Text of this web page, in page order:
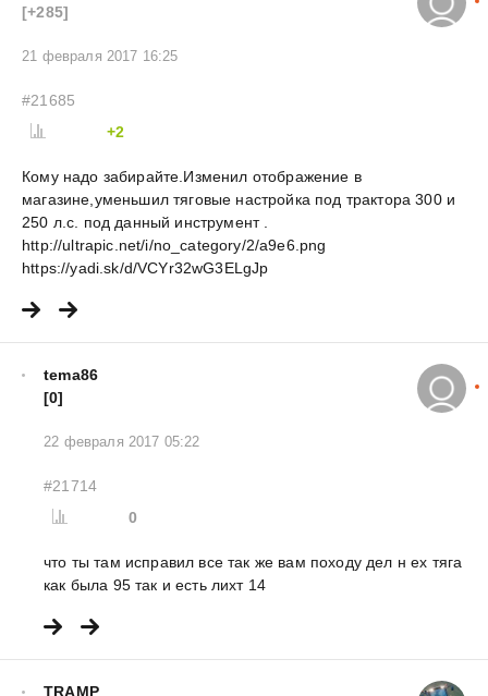
[+285]
21 февраля 2017 16:25
#21685
+2
Кому надо забирайте.Изменил отображение в
магазине,уменьшил тяговые настройка под трактора 300 и
250 л.с. под данный инструмент .
http://ultrapic.net/i/no_category/2/a9e6.png
https://yadi.sk/d/VCYr32wG3ELgJp
tema86
[0]
22 февраля 2017 05:22
#21714
0
что ты там исправил все так же вам походу дел н ех тяга
как была 95 так и есть лихт 14
TRAMP